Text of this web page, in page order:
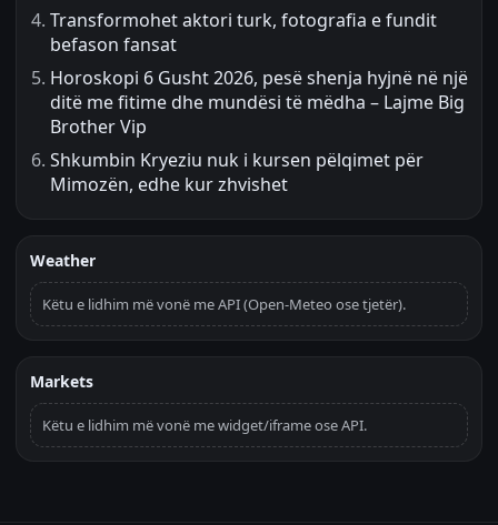
Transformohet aktori turk, fotografia e fundit
befason fansat
Horoskopi 6 Gusht 2026, pesë shenja hyjnë në një
ditë me fitime dhe mundësi të mëdha – Lajme Big
Brother Vip
Shkumbin Kryeziu nuk i kursen pëlqimet për
Mimozën, edhe kur zhvishet
Weather
Këtu e lidhim më vonë me API (Open-Meteo ose tjetër).
Markets
Këtu e lidhim më vonë me widget/iframe ose API.